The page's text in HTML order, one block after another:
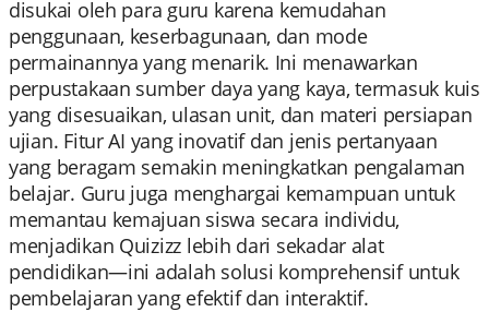
disukai oleh para guru karena kemudahan
penggunaan, keserbagunaan, dan mode
permainannya yang menarik. Ini menawarkan
perpustakaan sumber daya yang kaya, termasuk kuis
yang disesuaikan, ulasan unit, dan materi persiapan
ujian. Fitur AI yang inovatif dan jenis pertanyaan
yang beragam semakin meningkatkan pengalaman
belajar. Guru juga menghargai kemampuan untuk
memantau kemajuan siswa secara individu,
menjadikan Quizizz lebih dari sekadar alat
pendidikan—ini adalah solusi komprehensif untuk
pembelajaran yang efektif dan interaktif.